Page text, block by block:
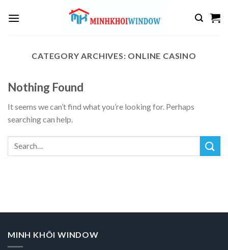
CATEGORY ARCHIVES: ONLINE CASINO
Nothing Found
It seems we can’t find what you’re looking for. Perhaps
searching can help.
MINH KHÔI WINDOW